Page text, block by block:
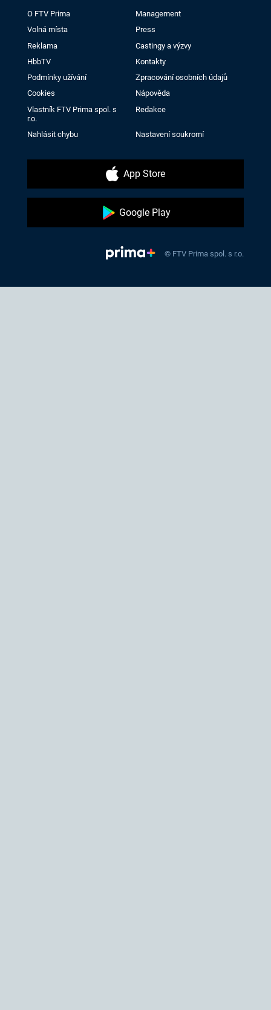
O FTV Prima
Management
Volná místa
Press
Reklama
Castingy a výzvy
HbbTV
Kontakty
Podmínky užívání
Zpracování osobních údajů
Cookies
Nápověda
Vlastník FTV Prima spol. s
r.o.
Redakce
Nahlásit chybu Nastavení soukromí
App Store
Google Play
© FTV Prima spol. s r.o.